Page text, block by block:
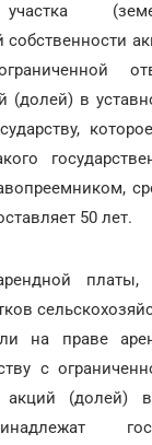
собственности
(долей) в
50 лет.
платы,
на праве
с
акций (долей)